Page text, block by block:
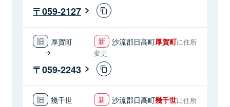
059-2127
厚賀町 沙流郡日高町厚賀町に住所
変更
059-2243
幾千世 沙流郡日高町幾千世に住所